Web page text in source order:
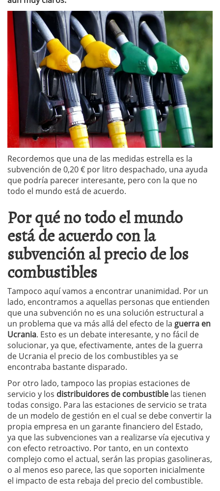
Recordemos que una de las medidas estrella es la
subvención de 0,20 € por litro despachado, una ayuda
que podría parecer interesante, pero con la que no
todo el mundo está de acuerdo.
Por qué no todo el mundo
está de acuerdo con la
subvención al precio de los
combustibles
Tampoco aquí vamos a encontrar unanimidad. Por un
lado, encontramos a aquellas personas que entienden
que una subvención no es una solución estructural a
un problema que va más allá del efecto de la guerra en
Ucrania. Esto es un debate interesante, y no fácil de
solucionar, ya que, efectivamente, antes de la guerra
de Ucrania el precio de los combustibles ya se
encontraba bastante disparado.
Por otro lado, tampoco las propias estaciones de
servicio y los distribuidores de combustible las tienen
todas consigo. Para las estaciones de servicio se trata
de un modelo de gestión en el cual se debe convertir la
propia empresa en un garante financiero del Estado,
ya que las subvenciones van a realizarse vía ejecutiva y
con efecto retroactivo. Por tanto, en un contexto
complejo como el actual, serán las propias gasolineras,
o al menos eso parece, las que soporten inicialmente
el impacto de esta rebaja del precio del combustible.